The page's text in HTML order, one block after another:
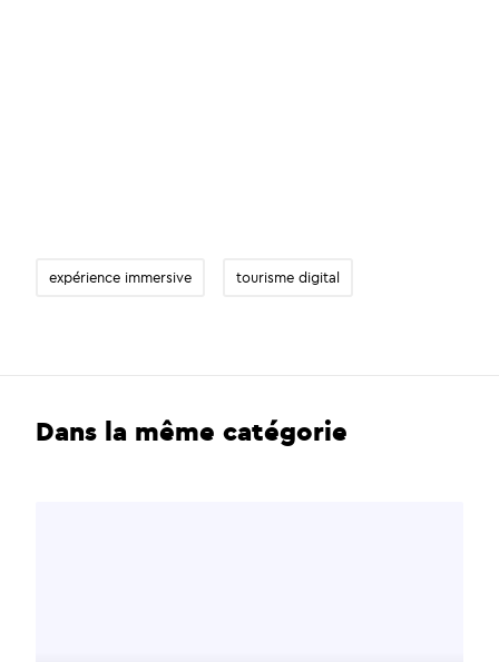
expérience immersive tourisme digital
Dans la même catégorie